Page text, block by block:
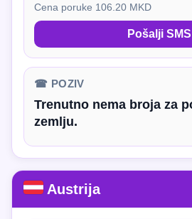
Cena poruke 106.20 MKD
Pošalji SMS
☎ POZIV
Trenutno nema broja za
zemlju.
Austrija